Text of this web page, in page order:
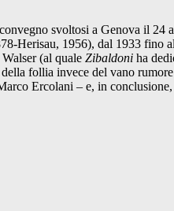
svoltosi a Genova il 24
Herisau, 1956), dal 1933
Walser (al quale Zibaldoni ha
follia invece del vano
Ercolani – e, in